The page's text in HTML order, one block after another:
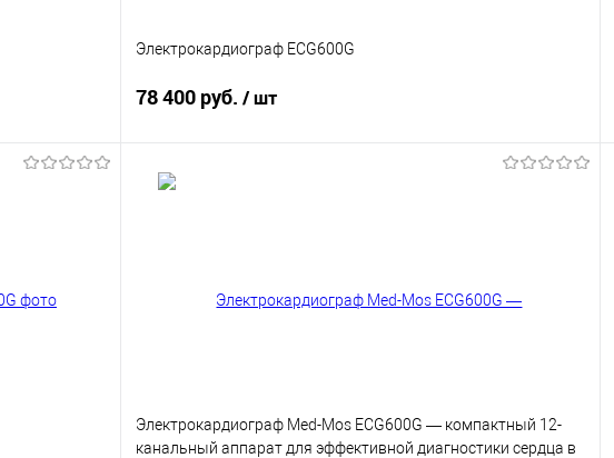
Электрокардиограф ECG600G
78 400 руб. / шт
В избранное
Под заказ
Электрокардиограф Med-Mos ECG600G — компактный 12-
канальный аппарат для эффективной диагностики сердца в